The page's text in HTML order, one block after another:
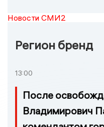
Новости СМИ2
Регион бренд
13:00
После
Владимирович